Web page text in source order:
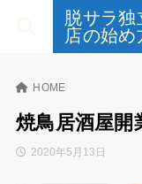
脱サラ独
店の始め
HOME
焼鳥居酒屋開
2020年5月13日